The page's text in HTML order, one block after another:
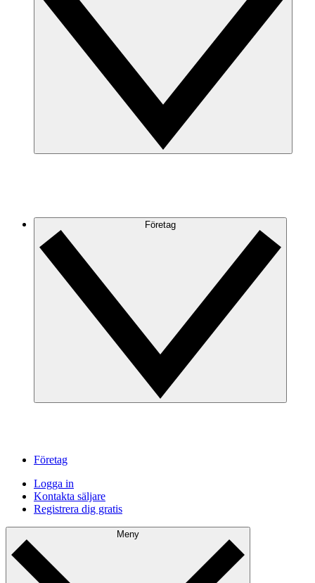
Företag
Företag
Logga in
Kontakta säljare
Registrera dig gratis
Meny